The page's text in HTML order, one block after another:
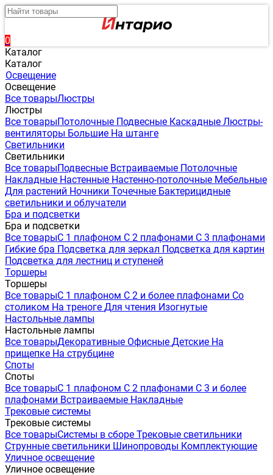
0
Каталог
Каталог
Освещение
Освещение
Все товарыЛюстры
Люстры
Все товарыПотолочные Подвесные Каскадные Люстры-
вентиляторы Большие На штанге
Светильники
Светильники
Все товарыПодвесные Встраиваемые Потолочные
Накладные Настенные Настенно-потолочные Мебельные
Для растений Ночники Точечные Бактерицидные
светильники и облучатели
Бра и подсветки
Бра и подсветки
Все товарыС 1 плафоном С 2 плафонами С 3 плафонами
Гибкие бра Подсветка для зеркал Подсветка для картин
Подсветка для лестниц и ступеней
Торшеры
Торшеры
Все товарыС 1 плафоном С 2 и более плафонами Со
столиком На треноге Для чтения Изогнутые
Настольные лампы
Настольные лампы
Все товарыДекоративные Офисные Детские На
прищепке На струбцине
Споты
Споты
Все товарыС 1 плафоном С 2 плафонами С 3 и более
плафонами Встраиваемые Накладные
Трековые системы
Трековые системы
Все товарыСистемы в сборе Трековые светильники
Струнные светильники Шинопроводы Комплектующие
Уличное освещение
Уличное освещение